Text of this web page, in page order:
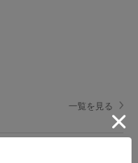
一覧を見る